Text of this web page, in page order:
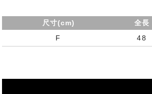
尺寸(cm) 全長
F
48